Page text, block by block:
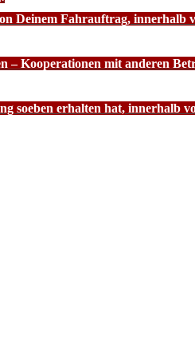
Deinem Fahrauftrag, innerhalb
– Kooperationen mit anderen
soeben erhalten hat, innerhalb